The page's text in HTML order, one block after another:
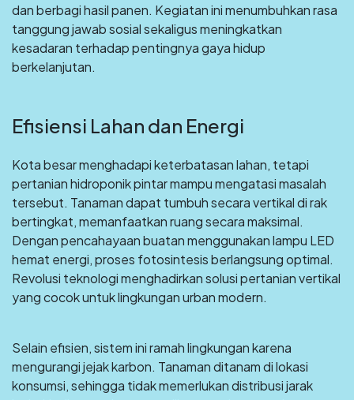
dan berbagi hasil panen. Kegiatan ini menumbuhkan rasa
tanggung jawab sosial sekaligus meningkatkan
kesadaran terhadap pentingnya gaya hidup
berkelanjutan.
Efisiensi Lahan dan Energi
Kota besar menghadapi keterbatasan lahan, tetapi
pertanian hidroponik pintar mampu mengatasi masalah
tersebut. Tanaman dapat tumbuh secara vertikal di rak
bertingkat, memanfaatkan ruang secara maksimal.
Dengan pencahayaan buatan menggunakan lampu LED
hemat energi, proses fotosintesis berlangsung optimal.
Revolusi teknologi menghadirkan solusi pertanian vertikal
yang cocok untuk lingkungan urban modern.
Selain efisien, sistem ini ramah lingkungan karena
mengurangi jejak karbon. Tanaman ditanam di lokasi
konsumsi, sehingga tidak memerlukan distribusi jarak